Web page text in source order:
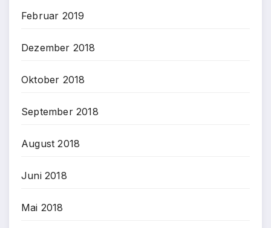
Februar 2019
Dezember 2018
Oktober 2018
September 2018
August 2018
Juni 2018
Mai 2018